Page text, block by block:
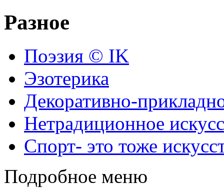
Разное
Поэзия © IK
Эзотерика
Декоративно-
Нетрадиционное
Спорт- это тоже
Подробное меню